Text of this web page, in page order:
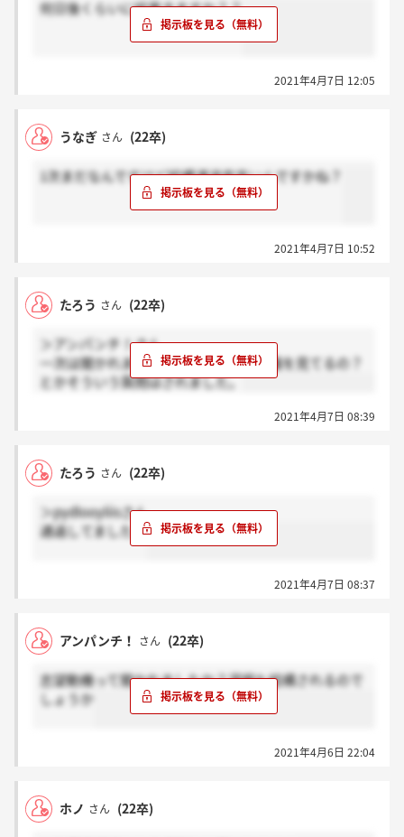
何日後くらいに結果きますか？？
2021年4月7日 12:05
うなぎ さん (22卒)
1次まだなんですけど結構通過率高いんですかね？
2021年4月7日 10:52
たろう さん (22卒)
＞アンパンチ！さん
一次は聞かれませんでした！けど一般職を見てるの？
とかそういう質問はされました。
2021年4月7日 08:39
たろう さん (22卒)
＞pydlooyliisさん
通過してました！
2021年4月7日 08:37
アンパンチ！ さん (22卒)
志望動機って聞かれましたか？深堀も結構されるので
しょうか
2021年4月6日 22:04
ホノ さん (22卒)